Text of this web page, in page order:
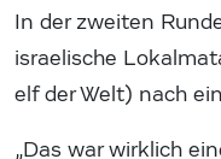
In der zweiten
israelische
elf der Welt) nach
„Das war wirklich